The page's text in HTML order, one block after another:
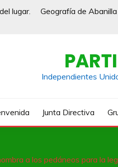
lugar. Geografía de
Independientes
Junta Directiva
a los pedáneos para la